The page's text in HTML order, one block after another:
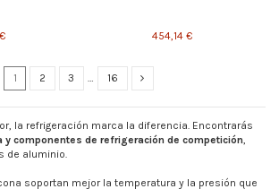
454,14 €
1 2 3 … 16
la refrigeración marca la diferencia. Encontrarás
componentes de refrigeración de competición,
de aluminio.
soportan mejor la temperatura y la presión que